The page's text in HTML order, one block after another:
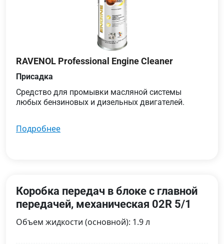
RAVENOL Professional Engine Cleaner
Присадка
Средство для промывки масляной системы
любых бензиновых и дизельных двигателей.
подробнее
Коробка передач в блоке с главной
передачей, механическая 02R 5/1
Объем жидкости (основной): 1.9 л